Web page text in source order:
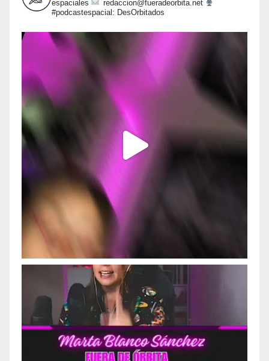
espaciales
redaccion@fueradeorbita.net
#podcastespacial: DesOrbitados